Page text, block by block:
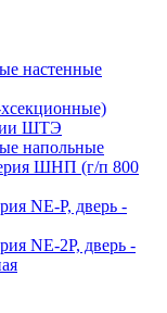
настенные
ШТЭ
напольные
ШНП (г/п 800
NE-P, дверь -
NE-2P, дверь -